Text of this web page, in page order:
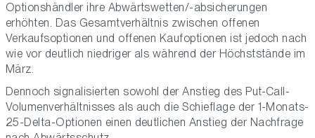
Optionshändler ihre Abwärtswetten/-absicherungen
erhöhten. Das Gesamtverhältnis zwischen offenen
Verkaufsoptionen und offenen Kaufoptionen ist jedoch nach
wie vor deutlich niedriger als während der Höchststände im
März.
Dennoch signalisierten sowohl der Anstieg des Put-Call-
Volumenverhältnisses als auch die Schieflage der 1-Monats-
25-Delta-Optionen einen deutlichen Anstieg der Nachfrage